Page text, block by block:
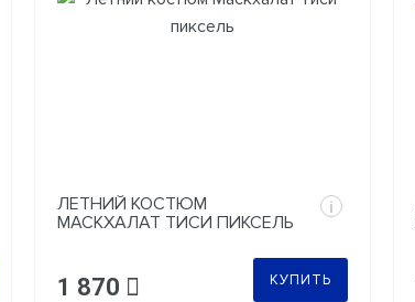
ЛЕТНИЙ КОСТЮМ
МАСКХАЛАТ ТИСИ ПИКСЕЛЬ
i
1 870 КУПИТЬ